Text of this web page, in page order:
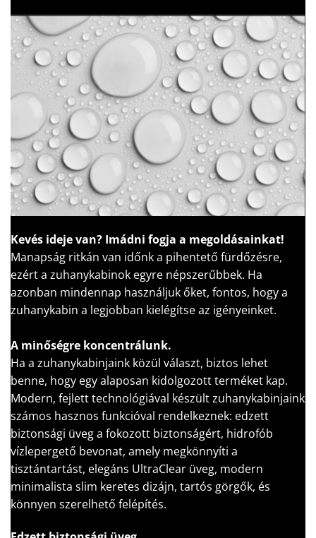
Kevés ideje van? Imádni fogja a megoldásainkat!
Manapság ritkán van időnk a pihentető fürdőzésre,
ezért a zuhanykabinok egyre népszerűbbek. Ha
azonban mindennap használjuk őket, fontos, hogy a
zuhanykabin a legjobban kielégítse az igényeinket.
A minőségre koncentrálunk.
Ha a zuhanykabinjaink közül választ, biztos lehet
benne, hogy egy alaposan kidolgozott terméket kap.
Modern, fejlett technológiával készült zuhanykabinjaink
számos hasznos funkcióval rendelkeznek: edzett
biztonsági üveg a fokozott biztonságért, hidrofób
vízlepergető bevonat, amely megkönnyíti a
tisztántartást, elegáns UltraClear üveg, modern
minimalista slim keretes dizájn, tartós görgők, és
könnyen szerelhető felépítés.